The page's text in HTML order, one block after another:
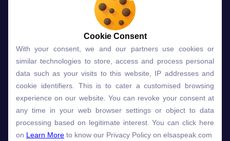
Sau mỗi bài học, người học nhận phản hồi về phát
âm và ngữ pháp ngay lập tức, giúp cải thiện kỹ năng
và tiến bộ nhanh chóng.
Lựa chọn gói học ELSA dành
cho bạn
Cookie Consent
With your consent, we and our partners use cookies or
similar technologies to store, access and process personal
data such as your visits to this website, IP addresses and
cookie identifiers. This is to cater a customised browsing
experience on our website. You can revoke your consent at
any time in your web browser settings or object to data
processing based on legitimate interest. You can click here
on Learn More to know our Privacy Policy on elsaspeak.com
Cookie Consent
With your consent, we and our partners use cookies or
similar technologies to store, access and process personal
data such as your visits to this website, IP addresses and
cookie identifiers. This is to cater a customised browsing
experience on our website. You can revoke your consent at
any time in your web browser settings or object to data
processing based on legitimate interest. You can click here
on Learn More to know our Privacy Policy on elsaspeak.com